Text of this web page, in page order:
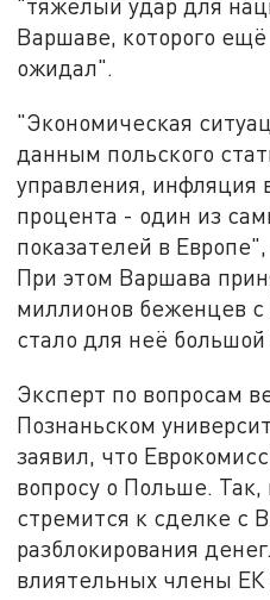
"тяжёлый удар для
Варшаве, которого
ожидал".
"Экономическая
данным польского
управления, инфляция
процента - один из
показателей в
При этом Варшава
миллионов беженцев
стало для неё большой
Эксперт по вопросам
Познаньском
заявил, что
вопросу о Польше.
стремится к сделке с
разблокирования
влиятельных члены ЕК